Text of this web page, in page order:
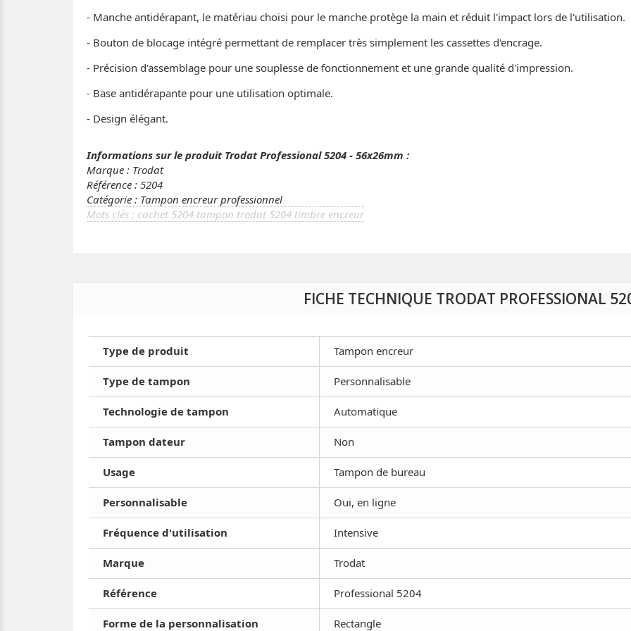
- Manche antidérapant, le matériau choisi pour le manche protège la main et réduit l'impact lors de l'utilisation.
- Bouton de blocage intégré permettant de remplacer très simplement les cassettes d'encrage.
- Précision d'assemblage pour une souplesse de fonctionnement et une grande qualité d'impression.
- Base antidérapante pour une utilisation optimale.
- Design élégant.
Informations sur le produit Trodat Professional 5204 - 56x26mm :
Marque : Trodat
Référence : 5204
Catégorie : Tampon encreur professionnel
cachet 5204 tampon trodat 5204 timbre encreur
FICHE TECHNIQUE TRODAT PROFESSIONAL
Type de produit Tampon encreur
Type de tampon Personnalisable
Technologie de tampon Automatique
Tampon dateur Non
Usage Tampon de bureau
Personnalisable Oui, en ligne
Fréquence d'utilisation Intensive
Marque Trodat
Référence Professional 5204
Forme de la personnalisation Rectangle